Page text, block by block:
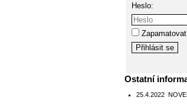
Heslo:
Ostatní
25.4.2022